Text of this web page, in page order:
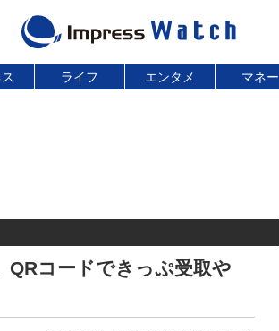
ライフ エンタメ マネー
QRコードできっぷ受取や